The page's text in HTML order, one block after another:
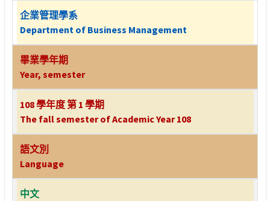
企業管理學系
Department of Business Management
畢業學年期
Year, semester
108 學年度 第 1 學期
The fall semester of Academic Year 108
語文別
Language
中文